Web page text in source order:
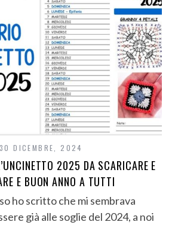
30 DICEMBRE, 2024
2025 DA SCARICARE E
E BUON ANNO A TUTTI
ho scritto che mi sembrava
già alle soglie del 2024, a noi